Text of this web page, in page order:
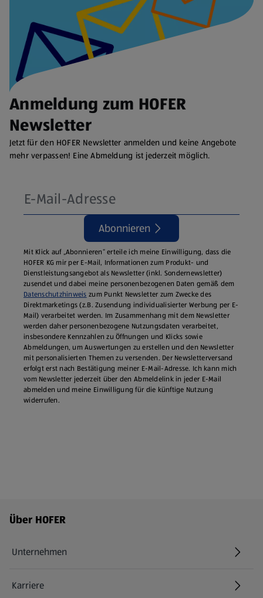
Anmeldung zum HOFER
Newsletter
Jetzt für den HOFER Newsletter anmelden und keine Angebote
mehr verpassen! Eine Abmeldung ist jederzeit möglich.
Abonnieren
Mit Klick auf „Abonnieren“ erteile ich meine Einwilligung, dass die
HOFER KG mir per E-Mail, Informationen zum Produkt- und
Dienstleistungsangebot als Newsletter (inkl. Sondernewsletter)
zusendet und dabei meine personenbezogenen Daten gemäß dem
Datenschutzhinweis zum Punkt Newsletter zum Zwecke des
Direktmarketings (z.B. Zusendung individualisierter Werbung per E-
Mail) verarbeitet werden. Im Zusammenhang mit dem Newsletter
werden daher personenbezogene Nutzungsdaten verarbeitet,
insbesondere Kennzahlen zu Öffnungen und Klicks sowie
Abmeldungen, um Auswertungen zu erstellen und den Newsletter
mit personalisierten Themen zu versenden. Der Newsletterversand
erfolgt erst nach Bestätigung meiner E-Mail-Adresse. Ich kann mich
vom Newsletter jederzeit über den Abmeldelink in jeder E‑Mail
abmelden und meine Einwilligung für die künftige Nutzung
widerrufen.
Fußzeilenmenü - weitere Links
Über HOFER
Unternehmen
Karriere
(öffnet in einem neuen Tab)